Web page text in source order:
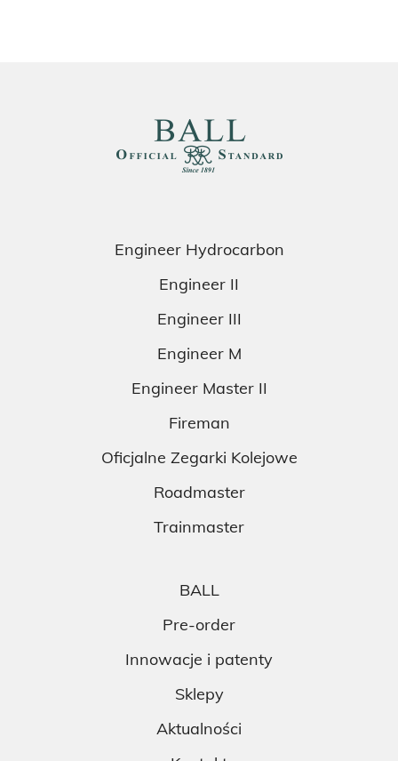
Engineer Hydrocarbon
Engineer II
Engineer III
Engineer M
Engineer Master II
Fireman
Oficjalne Zegarki Kolejowe
Roadmaster
Trainmaster
BALL
Pre-order
Innowacje i patenty
Sklepy
Aktualności